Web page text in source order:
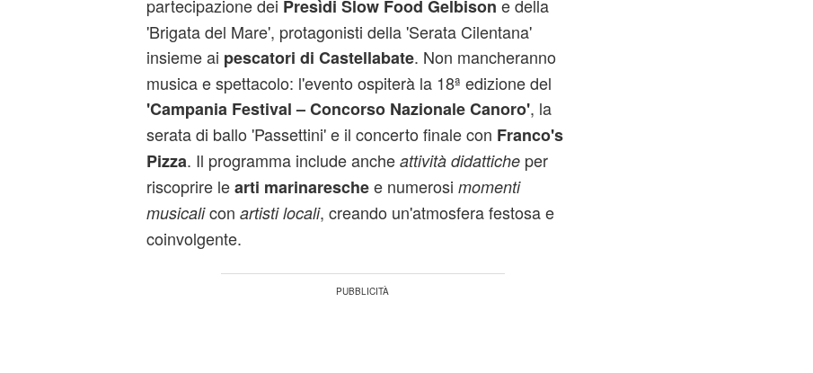
partecipazione dei Presìdi Slow Food Gelbison e della
'Brigata del Mare', protagonisti della 'Serata Cilentana'
insieme ai pescatori di Castellabate. Non mancheranno
musica e spettacolo: l'evento ospiterà la 18ª edizione del
'Campania Festival – Concorso Nazionale Canoro', la
serata di ballo 'Passettini' e il concerto finale con Franco's
Pizza. Il programma include anche attività didatticheper
riscoprire learti marinareschee numerosi momenti
musicalicon artisti locali, creando un'atmosfera festosa e
coinvolgente.